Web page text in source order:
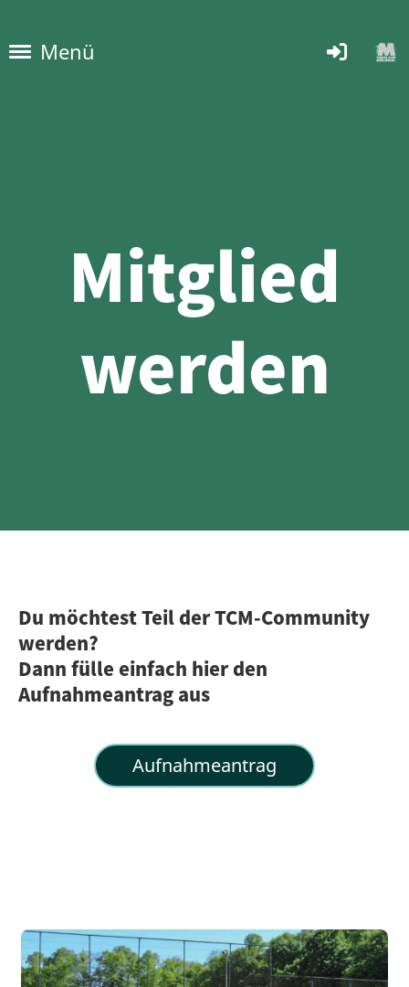
Menü
Mitglied
werden
Du möchtest Teil der TCM-Community
werden?
Dann fülle einfach hier den
Aufnahmeantrag aus
Aufnahmeantrag